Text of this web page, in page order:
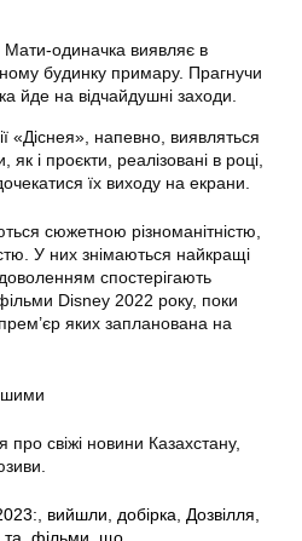
Мати-одиначка виявляє в
будинку примару. Прагнучи
йде на відчайдушні заходи.
«Діснея», напевно, виявляться
і проєкти, реалізовані в році,
їх виходу на екрани.
сюжетною різноманітністю,
У них знімаються найкращі
спостерігають
Disney 2022 року, поки
яких запланована на
про свіжі новини Казахстану,
вийшли добірка Дозвілля